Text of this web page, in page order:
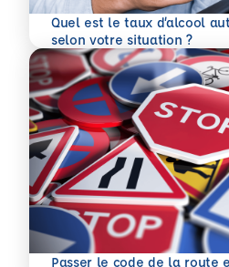
Quel est le taux d’alcool
selon votre situation ?
En savoir plus
Passer le code de la route